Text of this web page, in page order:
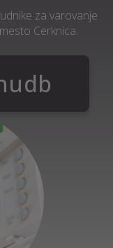
za varovanje
Cerknica.